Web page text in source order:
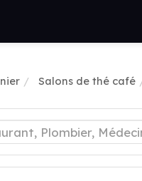
Salons de thé café